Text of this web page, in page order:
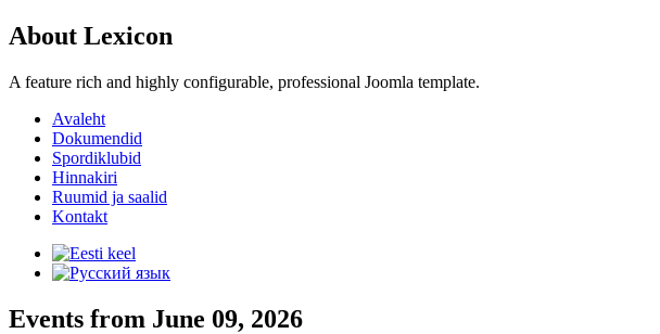
About Lexicon
A feature rich and highly configurable, professional Joomla template.
Avaleht
Dokumendid
Spordiklubid
Hinnakiri
Ruumid ja saalid
Kontakt
Events from June 09, 2026